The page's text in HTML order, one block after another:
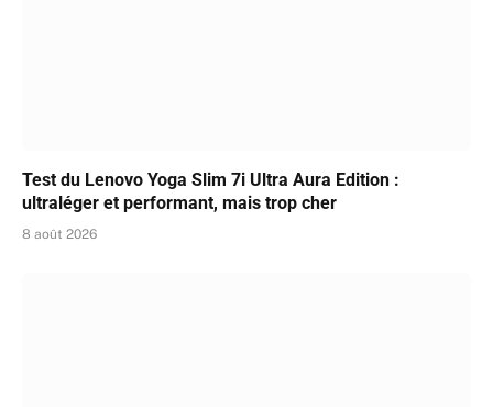
Test du Lenovo Yoga Slim 7i Ultra Aura Edition :
ultraléger et performant, mais trop cher
8 août 2026